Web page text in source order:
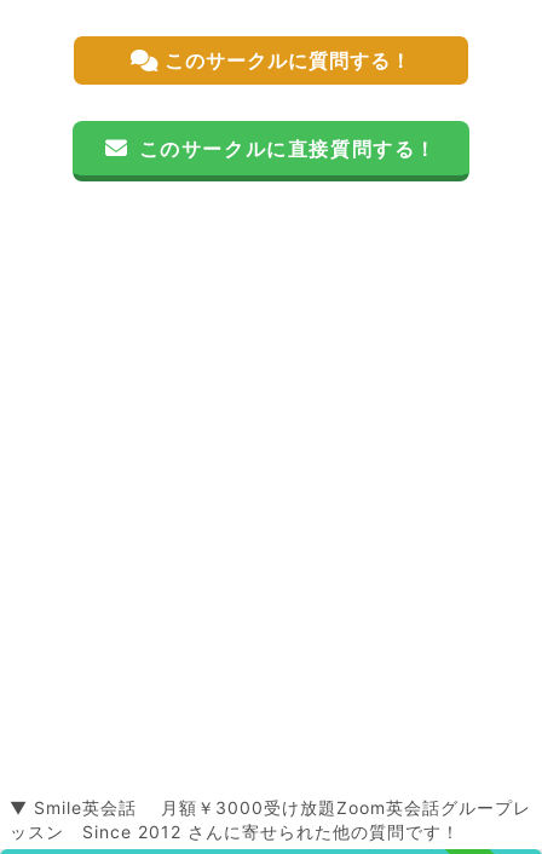
このサークルに質問する！
このサークルに直接質問する！
▼ Smile英会話 月額￥3000受け放題Zoom英会話グループレ
ッスン Since 2012 さんに寄せられた他の質問です！